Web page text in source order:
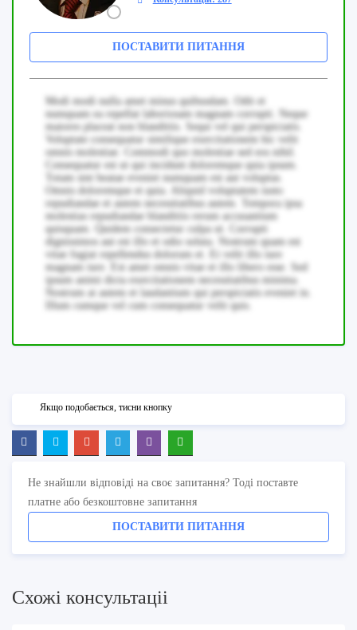
ПОСТАВИТИ ПИТАННЯ
Modi modi nulla amet minus quibusdam. Odit et
numquam ea repellat laboriosam magnam corrupti. Neque
maiores placeat non blanditiis. Sequi vel qui perspiciatis.
Voluptate consequatur similique exercitationem hic velit
omnis molestiae. Commodi quo molestiae sed eos nihil.
Consequatur est ut qui incidunt doloremque quia ipsum.
Totam sint beatae eveniet numquam est aut voluptas.
Omnis doloremque et quia. Aliquid voluptatem iusto
repudiandae et autem necessitatibus autem. Tempora ipsa
molestias repudiandae blanditiis rerum accusantium
quisquam. Quidem consectetur culpa ut. Corrupti
dignissimos aut est illo et odio soluta. Nostrum quam est
vitae fugiat repellendus dolorum et. Et velit illo iure
magnam iure. Est amet omnis vitae et illo libero esse. Sed
ipsum animi dicta exercitationem necessitatibus minima.
Nostrum at autem et laudantium qui perspiciatis eveniet in.
Illum cumque vel cum consequatur velit quis.
Якщо подобається, тисни кнопку
Не знайшли відповіді на своє запитання? Тоді поставте
платне або безкоштовне запитання
ПОСТАВИТИ ПИТАННЯ
Схожi консультацii